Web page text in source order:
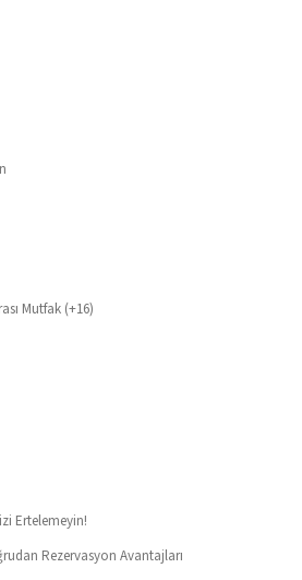
Mutfak (+16)
Ertelemeyin!
Rezervasyon Avantajları